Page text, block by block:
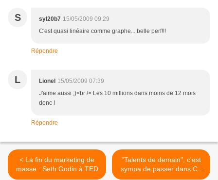
S syl20b7 15/05/2009 09:29
C'est quasi linéaire comme graphe... belle perf!!!
Répondre
L Lionel 15/05/2009 07:39
J'aime aussi ;)<br /> Les 10 millions dans moins de 12 mois
donc !
Répondre
< La fin du marketing de
masse : Seth Godin à TED
"Talents de demain", c'est
sympa de passer dans CB
News ! >